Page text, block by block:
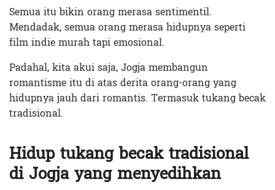
Semua itu bikin orang merasa sentimentil.
Mendadak, semua orang merasa hidupnya seperti
film indie murah tapi emosional.
Padahal, kita akui saja, Jogja membangun
romantisme itu di atas derita orang-orang yang
hidupnya jauh dari romantis. Termasuk tukang becak
tradisional.
Hidup tukang becak tradisional
di Jogja yang menyedihkan